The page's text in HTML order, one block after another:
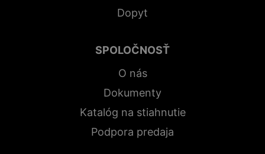
Dopyt
SPOLOČNOSŤ
O nás
Dokumenty
Katalóg na stiahnutie
Podpora predaja